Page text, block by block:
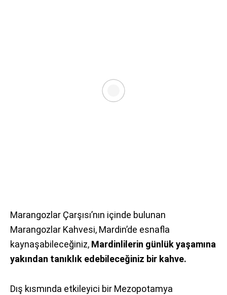
Marangozlar Çarşısı’nın içinde bulunan
Marangozlar Kahvesi, Mardin’de esnafla
kaynaşabileceğiniz, Mardinlilerin günlük yaşamına
yakından tanıklık edebileceğiniz bir kahve.
Dış kısmında etkileyici bir Mezopotamya